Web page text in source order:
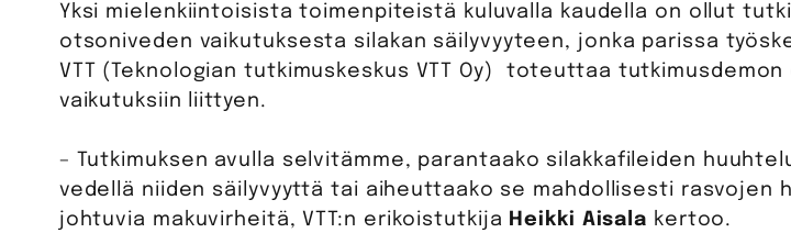
Yksi mielenkiintoisista toimenpiteistä kuluvalla kaudella on ollut
otsoniveden vaikutuksesta silakan säilyvyyteen, jonka parissa
VTT (Teknologian tutkimuskeskus VTT Oy) toteuttaa
vaikutuksiin liittyen.
– Tutkimuksen avulla selvitämme, parantaako silakkafileiden
vedellä niiden säilyvyyttä tai aiheuttaako se mahdollisesti rasvojen
johtuvia makuvirheitä, VTT:n erikoistutkija Heikki Aisala kertoo.